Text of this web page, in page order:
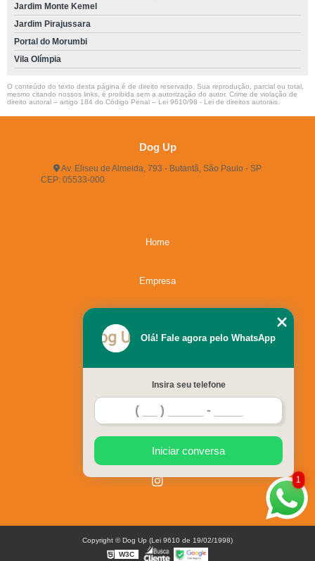
Jardim Monte Kemel
Jardim Pirajussara
Portal do Morumbi
Vila Olímpia
O conteúdo do texto desta página é de direito reservado. Sua reprodução, parcial ou total,
mesmo citando nossos links, é proibida sem a autorização do autor. Crime de violação de
direito autoral – artigo 184 do Código Penal – Lei 9610/98 - Lei de direitos autorais
Dog Up
Av. Eliseu de Almeida, 793 - Butantã, São Paulo - SP
CEP: 05533-000
Home
Empresa
Contato
Mapa do site
1
Olá! Fale agora pelo WhatsApp
Insira seu telefone
Iniciar conversa
Copyright © Dog Up (Lei 9610 de 19/02/1998)
W3C